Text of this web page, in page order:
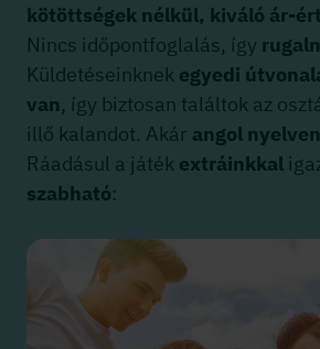
kötöttségek nélkül, kiváló ár-
Nincs időpontfoglalás, így
Küldetéseinknek egyedi
van, így biztosan találtok az
illő kalandot. Akár angol nyelven
Ráadásul a játék extráinkkal
szabható: